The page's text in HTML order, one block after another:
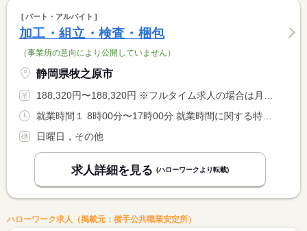
パート・アルバイト
加工・組立・検査・梱包
（事業所の意向により公開していません）
静岡県牧之原市
188,320円〜188,320円 ※フルタイム求人の場合は月額（換算額）、パート求人の場合は時間額を表示しています。
就業時間１ 8時00分〜17時00分 就業時間に関する特記事項 就業時間について相談可 <BR> <BR> ＊３６協定あり
日曜日，その他
求人詳細を見る (ハローワークより転載)
ハローワーク求人（掲載元：横手公共職業安定所）